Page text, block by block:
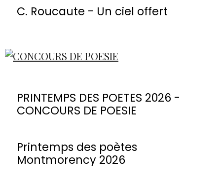
C. Roucaute - Un ciel offert
PRINTEMPS DES POETES 2026 -
CONCOURS DE POESIE
Printemps des poètes
Montmorency 2026